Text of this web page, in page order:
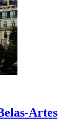
Artes